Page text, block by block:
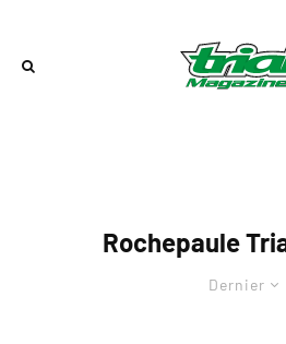
Rochepaule
Dernier